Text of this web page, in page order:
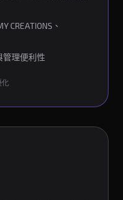
CREATIONS、
管理便利性
化